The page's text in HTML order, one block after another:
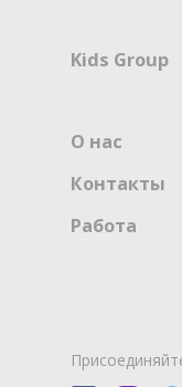
Kids Group
О нас
Контакты
Работа